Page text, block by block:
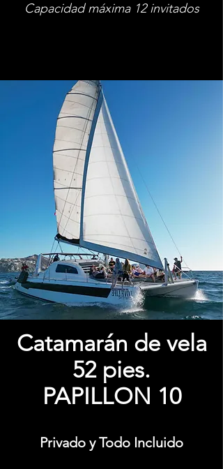
Capacidad máxima 12 invitados
Catamarán de vela
52 pies.
PAPILLON 10
Privado y Todo Incluido